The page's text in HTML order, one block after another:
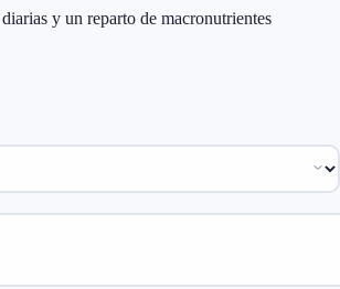
y un reparto de macronutrientes